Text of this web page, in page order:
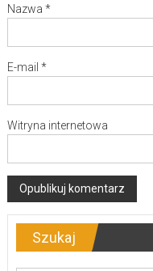
Nazwa *
E-mail *
Witryna internetowa
Szukaj